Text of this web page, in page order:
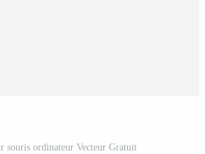
souris ordinateur Vecteur Gratuit